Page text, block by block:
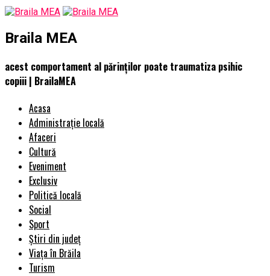
Braila MEA
acest comportament al părinţilor poate traumatiza psihic
copiii | BrailaMEA
Acasa
Administrație locală
Afaceri
Cultură
Eveniment
Exclusiv
Politică locală
Social
Sport
Știri din județ
Viața în Brăila
Turism